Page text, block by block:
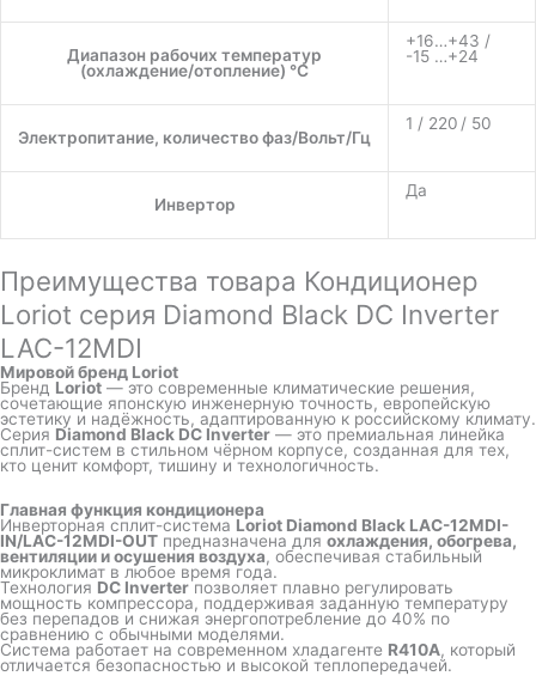
Диапазон рабочих температур
(охлаждение/отопление) °C
+16…+43 /
-15 …+24
Электропитание, количество фаз/Вольт/Гц
1 / 220 / 50
Инвертор
Да
Преимущества товара Кондиционер
Loriot серия Diamond Black DC Inverter
LAC-12MDI
Мировой бренд Loriot
Бренд Loriot — это современные климатические решения,
сочетающие японскую инженерную точность, европейскую
эстетику и надёжность, адаптированную к российскому климату.
Серия Diamond Black DC Inverter — это премиальная линейка
сплит-систем в стильном чёрном корпусе, созданная для тех,
кто ценит комфорт, тишину и технологичность.
Главная функция кондиционера
Инверторная сплит-система Loriot Diamond Black LAC-12MDI-
IN/LAC-12MDI-OUT предназначена для охлаждения, обогрева,
вентиляции и осушения воздуха, обеспечивая стабильный
микроклимат в любое время года.
Технология DC Inverterпозволяет плавно регулировать
мощность компрессора, поддерживая заданную температуру
без перепадов и снижая энергопотребление до 40% по
сравнению с обычными моделями.
Система работает на современном хладагенте R410A, который
отличается безопасностью и высокой теплопередачей.